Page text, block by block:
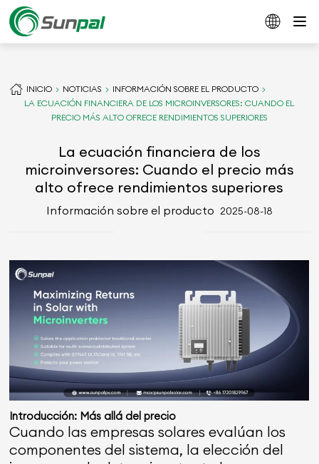
INICIO NOTICIAS
INFORMACIÓN SOBRE EL PRODUCTO
LA ECUACIÓN FINANCIERA DE LOS MICROINVERSORES: CUANDO EL
PRECIO MÁS ALTO OFRECE RENDIMIENTOS SUPERIORES
La ecuación financiera de los
microinversores: Cuando el precio más
alto ofrece rendimientos superiores
Información sobre el producto 2025-08-18
Introducción: Más allá del precio
Cuando las empresas solares evalúan los
componentes del sistema, la elección del